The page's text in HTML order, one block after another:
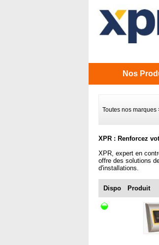
Nos
Toutes nos marques
XPR : Renforcez
XPR, expert en
offre des solutions
d'installations.
Dispo Produit